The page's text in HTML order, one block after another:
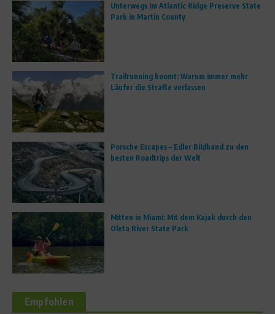
Unterwegs im Atlantic Ridge Preserve State
Park in Martin County
Trailrunning boomt: Warum immer mehr
Läufer die Straße verlassen
Porsche Escapes – Edler Bildband zu den
besten Roadtrips der Welt
Mitten in Miami: Mit dem Kajak durch den
Oleta River State Park
Empfohlen